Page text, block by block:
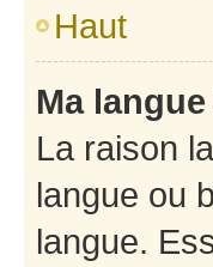
Haut
Ma
La raison
langue ou
langue.